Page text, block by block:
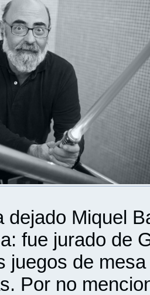
dejado Miquel
fue jurado de
juegos de
Por no